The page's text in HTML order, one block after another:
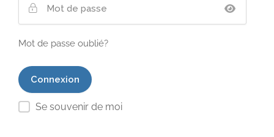
Mot de passe oublié?
Se souvenir de moi